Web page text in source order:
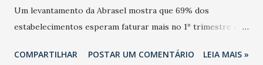
Um levantamento da Abrasel mostra que 69% dos
estabelecimentos esperam faturar mais no 1º trimestre de
relação ao último trimestre deste ano, 56% também
COMPARTILHAR POSTAR UM COMENTÁRIO LEIA MAIS »